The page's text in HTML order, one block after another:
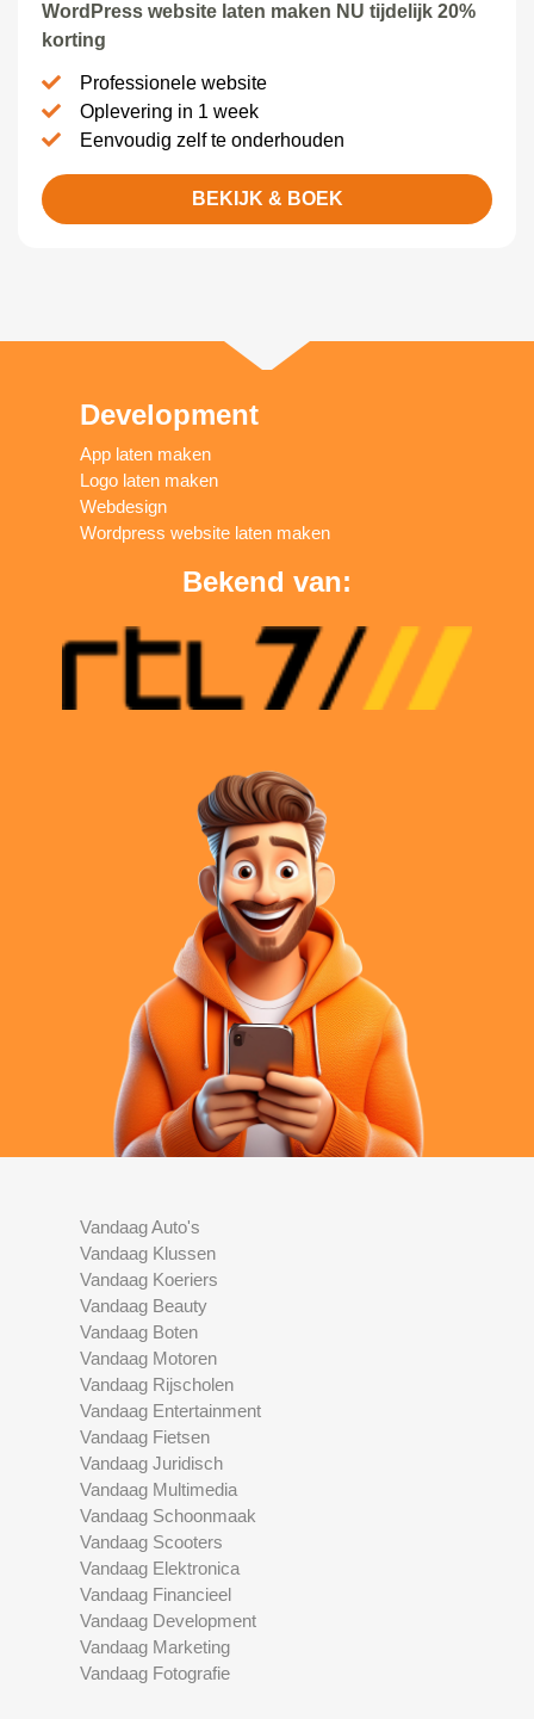
WordPress website laten maken NU tijdelijk 20%
korting
Professionele website
Oplevering in 1 week
Eenvoudig zelf te onderhouden
BEKIJK & BOEK
Development
App laten maken
Logo laten maken
Webdesign
Wordpress website laten maken
Bekend van:
Vandaag Auto's
Vandaag Klussen
Vandaag Koeriers
Vandaag Beauty
Vandaag Boten
Vandaag Motoren
Vandaag Rijscholen
Vandaag Entertainment
Vandaag Fietsen
Vandaag Juridisch
Vandaag Multimedia
Vandaag Schoonmaak
Vandaag Scooters
Vandaag Elektronica
Vandaag Financieel
Vandaag Development
Vandaag Marketing
Vandaag Fotografie